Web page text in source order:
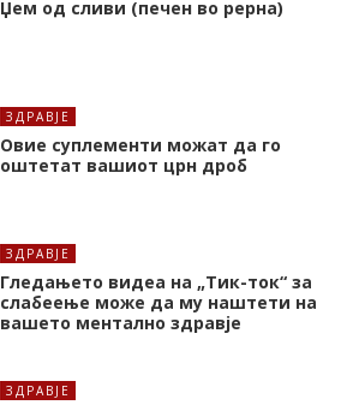
Џем од сливи (печен во рерна)
ЗДРАВЈЕ
Oвие суплементи можат да го
оштетат вашиот црн дроб
ЗДРАВЈЕ
Гледањето видеа на „Тик-ток“ за
слабеење може да му наштети на
вашето ментално здравје
ЗДРАВЈЕ